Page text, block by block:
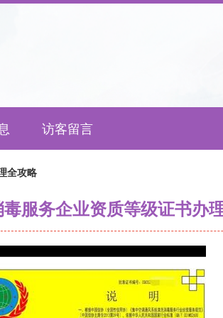
访客留言
全攻略
服务企业资质等级证书办